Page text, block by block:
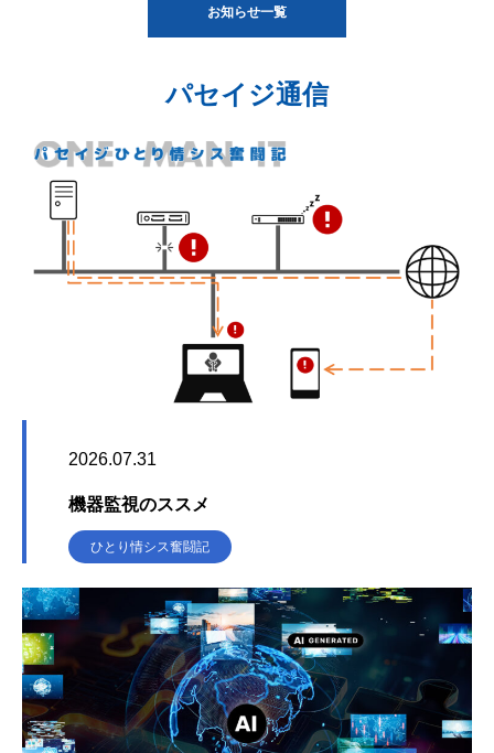
お知らせ一覧
パセイジ通信
2026.07.31
機器監視のススメ
ひとり情シス奮闘記